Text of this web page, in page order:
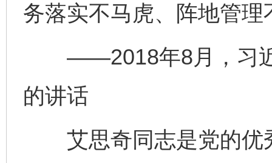
务落实不马虎、阵地管
——2018年8月，习近
的讲话
艾思奇同志是党的优